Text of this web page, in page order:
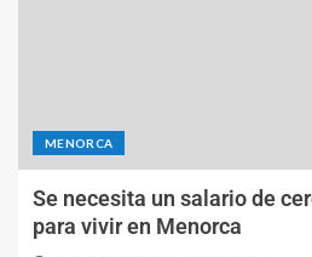
MENORCA
Se necesita un salario de
para vivir en Menorca